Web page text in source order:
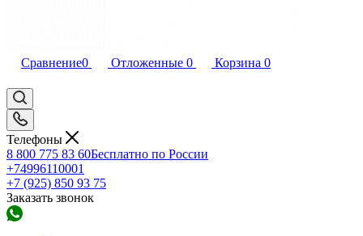
Сравнение0 Отложенные 0 Корзина 0
Телефоны
8 800 775 83 60Бесплатно по России
+74996110001
+7 (925) 850 93 75
Заказать звонок